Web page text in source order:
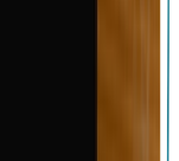
Moises